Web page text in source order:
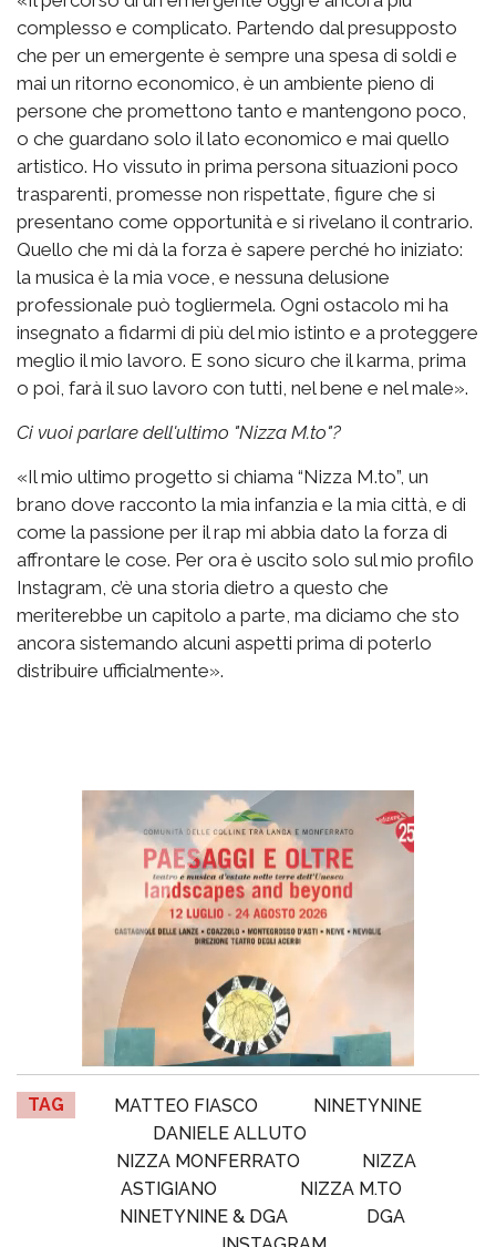
complesso e complicato. Partendo dal presupposto
che per un emergente è sempre una spesa di soldi e
mai un ritorno economico, è un ambiente pieno di
persone che promettono tanto e mantengono poco,
o che guardano solo il lato economico e mai quello
artistico. Ho vissuto in prima persona situazioni poco
trasparenti, promesse non rispettate, figure che si
presentano come opportunità e si rivelano il contrario.
Quello che mi dà la forza è sapere perché ho iniziato:
la musica è la mia voce, e nessuna delusione
professionale può togliermela. Ogni ostacolo mi ha
insegnato a fidarmi di più del mio istinto e a proteggere
meglio il mio lavoro. E sono sicuro che il karma, prima
o poi, farà il suo lavoro con tutti, nel bene e nel male».
Ci vuoi parlare dell'ultimo "Nizza M.to"?
«Il mio ultimo progetto si chiama “Nizza M.to”, un
brano dove racconto la mia infanzia e la mia città, e di
come la passione per il rap mi abbia dato la forza di
affrontare le cose. Per ora è uscito solo sul mio profilo
Instagram, c’è una storia dietro a questo che
meriterebbe un capitolo a parte, ma diciamo che sto
ancora sistemando alcuni aspetti prima di poterlo
distribuire ufficialmente».
TAG MATTEO FIASCO
NINETYNINE
DANIELE ALLUTO
NIZZA MONFERRATO
NIZZA
ASTIGIANO
NIZZA M.TO
NINETYNINE & DGA
DGA